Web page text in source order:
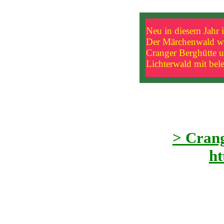
Neu in diesem Jahr
Der Märchenwald
Cranger Berghütte
Lichterwald mit
>